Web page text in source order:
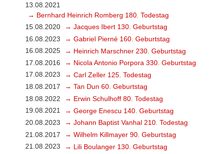
13.08.2021
→ Bernhard Heinrich Romberg 180. Todestag
15.08.2020
→ Jacques Ibert 130. Geburtstag
16.08.2023
→ Gabriel Pierné 160. Geburtstag
16.08.2025
→ Heinrich Marschner 230. Geburtstag
17.08.2016
→ Nicola Antonio Porpora 330. Geburtstag
17.08.2023
→ Carl Zeller 125. Todestag
18.08.2017
→ Tan Dun 60. Geburtstag
18.08.2022
→ Erwin Schulhoff 80. Todestag
19.08.2021
→ George Enescu 140. Geburtstag
20.08.2023
→ Johann Baptist Vanhal 210. Todestag
21.08.2017
→ Wilhelm Killmayer 90. Geburtstag
21.08.2023
→ Lili Boulanger 130. Geburtstag